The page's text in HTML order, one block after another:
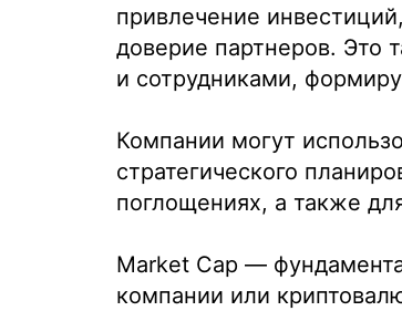
привлечение
доверие партнеров. Это
и сотрудниками,
Компании могут
стратегического
поглощениях, а также
Market Cap —
компании или